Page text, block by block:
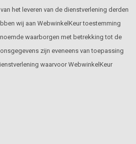
het leveren van de dienstverlening derden
wij aan WebwinkelKeur toestemming
waarborgen met betrekking tot de
zijn eveneens van toepassing
waarvoor WebwinkelKeur